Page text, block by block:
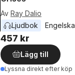
Av Ray Dalio
Ljudbok
Engelska
457 kr
Lägg till
Lyssna direkt efter köp